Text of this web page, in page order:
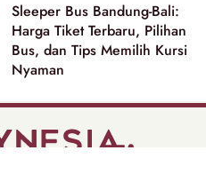
Sleeper Bus Bandung-Bali:
Harga Tiket Terbaru, Pilihan
Bus, dan Tips Memilih Kursi
Nyaman